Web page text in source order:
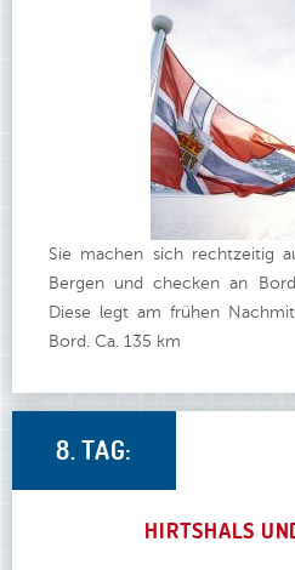
Sie machen sich rechtzeitig
Bergen und checken an
Diese legt am frühen
Bord. Ca. 135 km
8. TAG:
HIRTSHALS